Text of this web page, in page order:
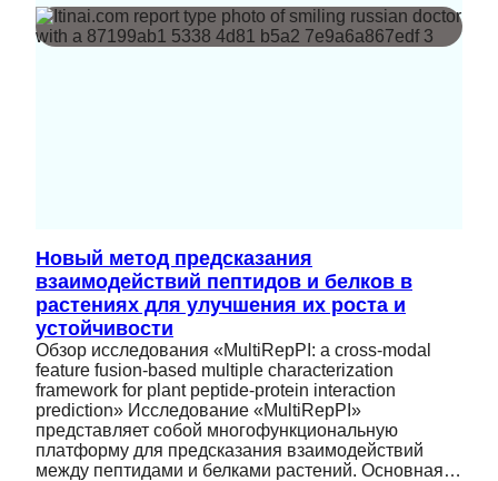
Новый метод предсказания
взаимодействий пептидов и белков в
растениях для улучшения их роста и
устойчивости
Обзор исследования «MultiRepPI: a cross-modal
feature fusion-based multiple characterization
framework for plant peptide-protein interaction
prediction» Исследование «MultiRepPI»
представляет собой многофункциональную
платформу для предсказания взаимодействий
между пептидами и белками растений. Основная…